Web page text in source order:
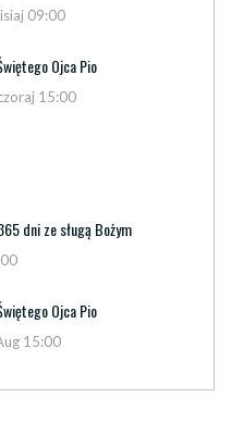
09:00
Ojca Pio
15:00
dni ze sługą Bożym
Ojca Pio
15:00